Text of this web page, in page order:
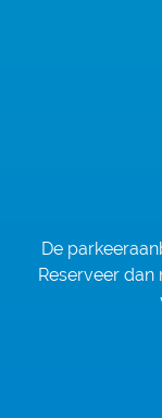
De
Reserveer